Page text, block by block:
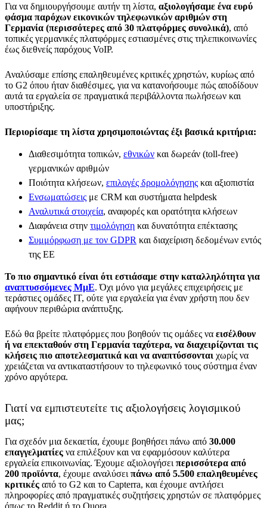
Για να δημιουργήσουμε αυτήν τη λίστα, αξιολογήσαμε ένα ευρύ
φάσμα παρόχων εικονικών τηλεφωνικών αριθμών στη
Γερμανία (περισσότερες από 30 πλατφόρμες συνολικά), από
τοπικές γερμανικές πλατφόρμες εστιασμένες στις τηλεπικοινωνίες
έως διεθνείς παρόχους VoIP.
Αναλύσαμε επίσης επαληθευμένες κριτικές χρηστών, κυρίως από
το G2 όπου ήταν διαθέσιμες, για να κατανοήσουμε πώς αποδίδουν
αυτά τα εργαλεία σε πραγματικά περιβάλλοντα πωλήσεων και
υποστήριξης.
Περιορίσαμε τη λίστα χρησιμοποιώντας έξι βασικά κριτήρια:
Διαθεσιμότητα τοπικών, εθνικών και δωρεάν (toll-free)
γερμανικών αριθμών
Ποιότητα κλήσεων, επιλογές δρομολόγησης και αξιοπιστία
Ενσωματώσεις με CRM και συστήματα helpdesk
Αναλυτικά στοιχεία, αναφορές και ορατότητα κλήσεων
Διαφάνεια στην τιμολόγηση και δυνατότητα επέκτασης
Συμμόρφωση με τον GDPR και διαχείριση δεδομένων εντός
της ΕΕ
Το πιο σημαντικό είναι ότι εστιάσαμε στην καταλληλότητα για
αναπτυσσόμενες ΜμΕ. Όχι μόνο για μεγάλες επιχειρήσεις με
τεράστιες ομάδες IT, ούτε για εργαλεία για έναν χρήστη που δεν
αφήνουν περιθώρια ανάπτυξης.
Εδώ θα βρείτε πλατφόρμες που βοηθούν τις ομάδες να εισέλθουν
ή να επεκταθούν στη Γερμανία ταχύτερα, να διαχειρίζονται τις
κλήσεις πιο αποτελεσματικά και να αναπτύσσονται χωρίς να
χρειάζεται να αντικαταστήσουν το τηλεφωνικό τους σύστημα έναν
χρόνο αργότερα.
Γιατί να εμπιστευτείτε τις αξιολογήσεις λογισμικού
μας;
Για σχεδόν μια δεκαετία, έχουμε βοηθήσει πάνω από 30.000
επαγγελματίες να επιλέξουν και να εφαρμόσουν καλύτερα
εργαλεία επικοινωνίας. Έχουμε αξιολογήσει περισσότερα από
200 προϊόντα, έχουμε αναλύσει πάνω από 5.500 επαληθευμένες
κριτικές από το G2 και το Capterra, και έχουμε αντλήσει
πληροφορίες από πραγματικές συζητήσεις χρηστών σε πλατφόρμες
όπως το Reddit ή το Quora.